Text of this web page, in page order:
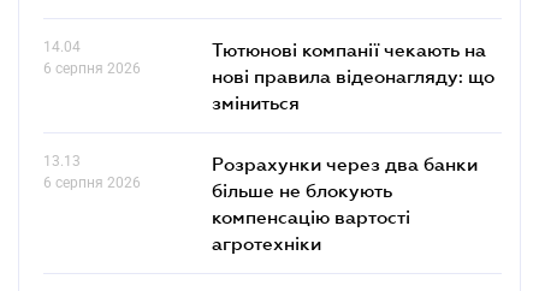
14.04
6 серпня 2026
Тютюнові компанії чекають на
нові правила відеонагляду: що
зміниться
13.13
6 серпня 2026
Розрахунки через два банки
більше не блокують
компенсацію вартості
агротехніки